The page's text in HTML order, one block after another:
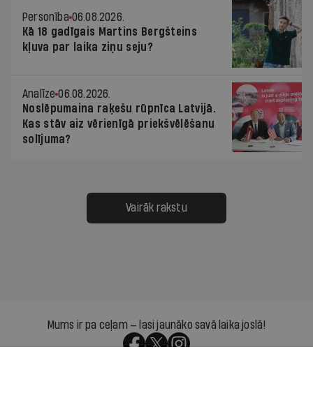
Personība 06.08.2026.
Kā 18 gadīgais Martins Bergšteins
kļuva par laika ziņu seju?
Analīze 06.08.2026.
Noslēpumaina raķešu rūpnīca Latvijā.
Kas stāv aiz vērienīgā priekšvēlēšanu
solījuma?
Vairāk rakstu
Mums ir pa ceļam — lasi jaunāko savā laika joslā!